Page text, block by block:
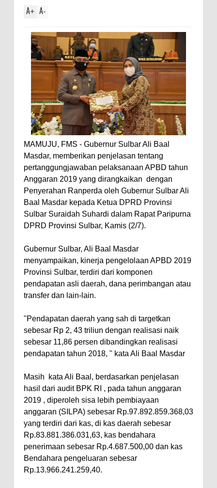
A+ A-
MAMUJU, FMS - Gubernur Sulbar Ali Baal
Masdar, memberikan penjelasan tentang
pertanggungjawaban pelaksanaan APBD tahun
Anggaran 2019 yang dirangkaikan dengan
Penyerahan Ranperda oleh Gubernur Sulbar Ali
Baal Masdar kepada Ketua DPRD Provinsi
Sulbar Suraidah Suhardi dalam Rapat Paripurna
DPRD Provinsi Sulbar, Kamis (2/7).
Gubernur Sulbar, Ali Baal Masdar
menyampaikan, kinerja pengelolaan APBD 2019
Provinsi Sulbar, terdiri dari komponen
pendapatan asli daerah, dana perimbangan atau
transfer dan lain-lain.
"Pendapatan daerah yang sah di targetkan
sebesar Rp 2, 43 triliun dengan realisasi naik
sebesar 11,86 persen dibandingkan realisasi
pendapatan tahun 2018, " kata Ali Baal Masdar
Masih kata Ali Baal, berdasarkan penjelasan
hasil dari audit BPK RI , pada tahun anggaran
2019 , diperoleh sisa lebih pembiayaan
anggaran (SILPA) sebesar Rp.97.892.859.368,03
yang terdiri dari kas, di kas daerah sebesar
Rp.83.881.386.031,63, kas bendahara
penerimaan sebesar Rp.4.687.500,00 dan kas
Bendahara pengeluaran sebesar
Rp.13.966.241.259,40.